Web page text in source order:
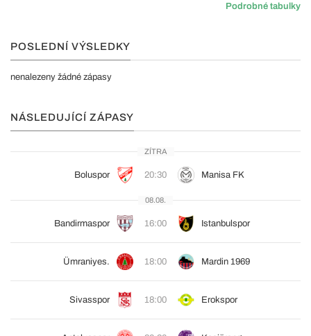
Podrobné tabulky
POSLEDNÍ VÝSLEDKY
nenalezeny žádné zápasy
NÁSLEDUJÍCÍ ZÁPASY
ZÍTRA
Boluspor 20:30 Manisa FK
08.08.
Bandirmaspor 16:00 Istanbulspor
Ümraniyes. 18:00 Mardin 1969
Sivasspor 18:00 Erokspor